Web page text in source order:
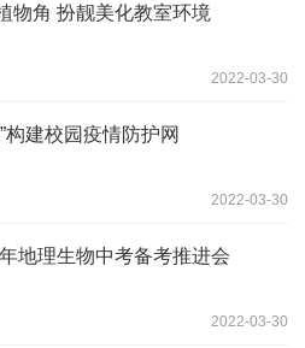
物角 扮靓美化教室环境
2022-03-30
构建校园疫情防护网
2022-03-30
地理生物中考备考推进会
2022-03-30